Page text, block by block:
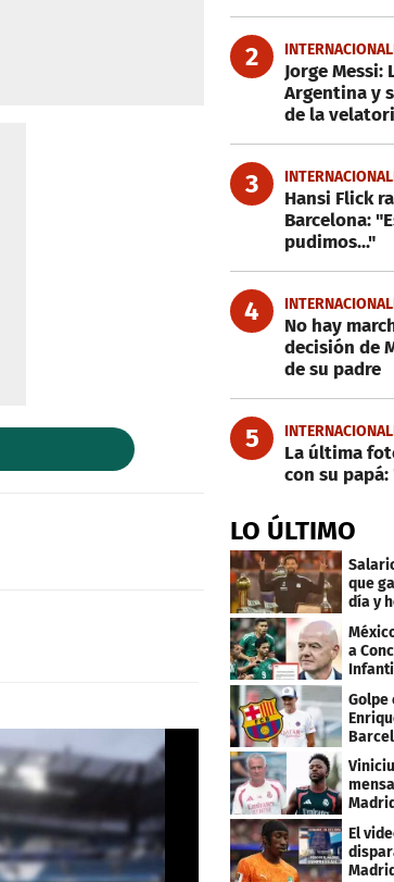
2
Jorge Messi:
Argentina y
de la
3
Hansi Flick
Barcelona:
pudimos..."
4
No hay
decisión de
de su padre
5
La última
con su
LO ÚLTIMO
que
día y
Cabo
a
Golpe
el PSG
El